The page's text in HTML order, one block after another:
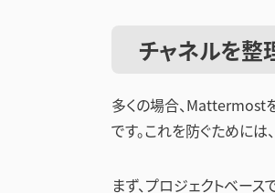
チャネルを整
多くの場合、Mattermost
です。これを防ぐために
まず、プロジェクトベー